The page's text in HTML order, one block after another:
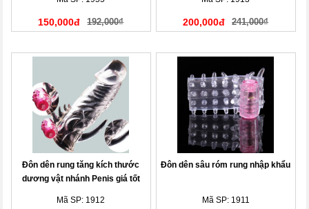
150,000đ 192,000₫ 200,000đ 241,000₫
Đôn dên rung tăng kích thước
dương vật nhánh Penis giá tốt
Mã SP: 1912
Đôn dên sâu róm rung nhập khẩu
Mã SP: 1911